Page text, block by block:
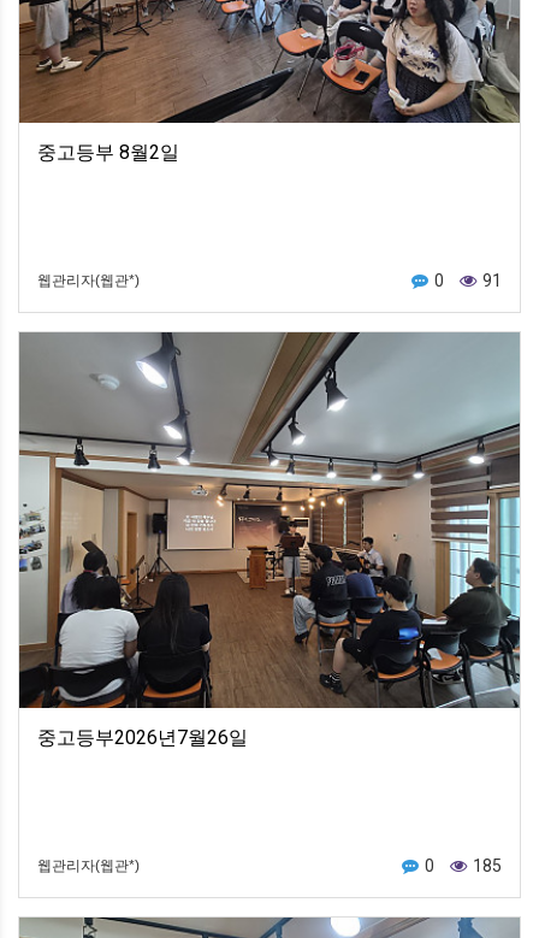
중고등부 8월2일
웹관리자(웹관*) 0 91
중고등부2026년7월26일
웹관리자(웹관*) 0 185